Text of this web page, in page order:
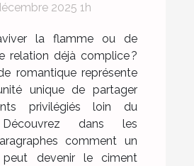
2025 1h
la flamme ou de
relation déjà complice ?
romantique représente
unique de partager
privilégiés loin du
dans les
comment un
devenir le ciment